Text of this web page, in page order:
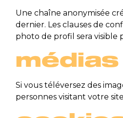
Une chaîne anonymisée
dernier. Les clauses de
photo de profil sera
médias
Si vous téléversez des
personnes visitant votre